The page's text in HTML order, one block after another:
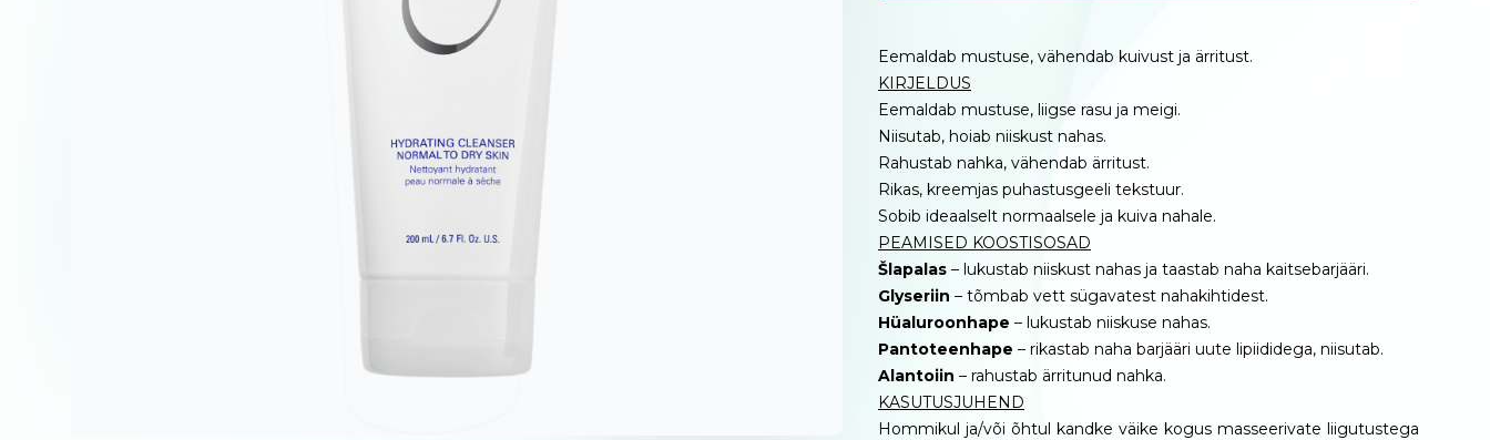
Eemaldab mustuse, vähendab kuivust ja ärritust.
KIRJELDUS
Eemaldab mustuse, liigse rasu ja meigi.
Niisutab, hoiab niiskust nahas.
Rahustab nahka, vähendab ärritust.
Rikas, kreemjas puhastusgeeli tekstuur.
Sobib ideaalselt normaalsele ja kuiva nahale.
PEAMISED KOOSTISOSAD
Šlapalas – lukustab niiskust nahas ja taastab naha kaitsebarjääri.
Glyseriin – tõmbab vett sügavatest nahakihtidest.
Hüaluroonhape – lukustab niiskuse nahas.
Pantoteenhape – rikastab naha barjääri uute lipiididega, niisutab.
Alantoiin – rahustab ärritunud nahka.
KASUTUSJUHEND
Hommikul ja/või õhtul kandke väike kogus masseerivate liigutustega